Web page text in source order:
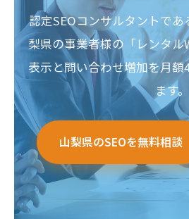
認定SEOコンサルタントで
梨県の事業者様の「レンタル
表示と問い合わせ増加を月
ます。
山梨県のSEOを無料相談